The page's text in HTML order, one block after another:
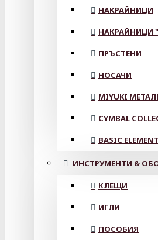
НАКРАЙНИЦИ
НАКРАЙНИЦИ
ПРЪСТЕНИ
НОСАЧИ
MIYUKI
CYMBAL
BASIC
ИНСТРУМЕНТИ &
КЛЕЩИ
ИГЛИ
ПОСОБИЯ